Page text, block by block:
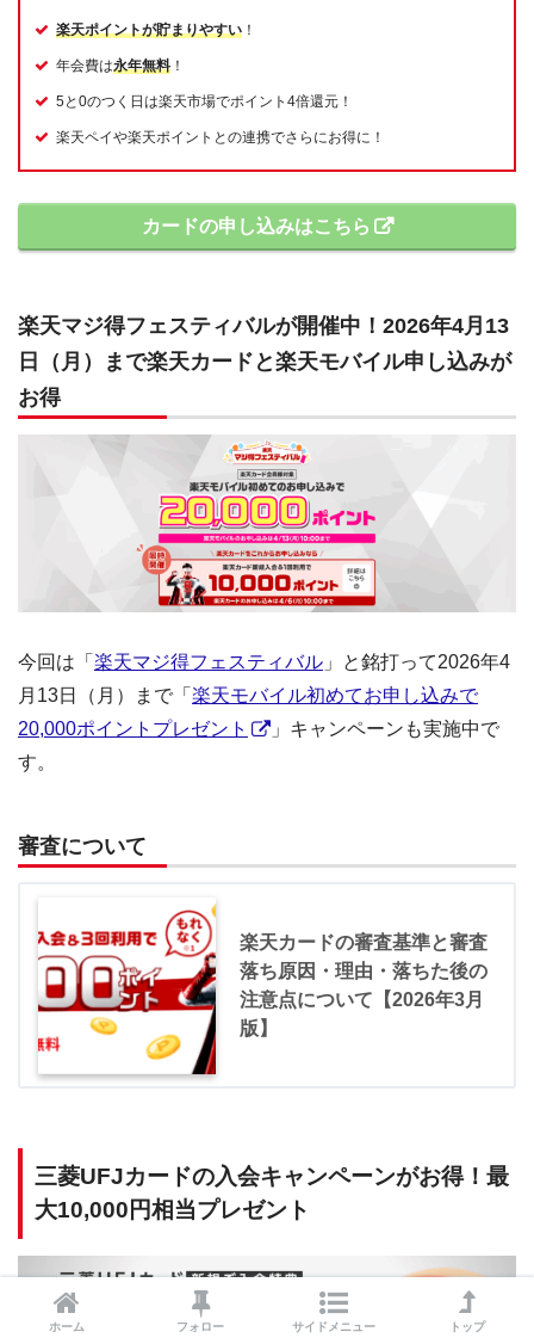
楽天ポイントが貯まりやすい ！
年会費は永年無料 ！
5と0のつく日は楽天市場でポイント4倍還元！
楽天ペイや楽天ポイントとの連携でさらにお得に！
カードの申し込みはこちら
楽天マジ得フェスティバルが開催中！2026年4月13
日（月）まで楽天カードと楽天モバイル申し込みが
お得
今回は「 楽天マジ得フェスティバル 」と銘打って2026年4
月13日（月）まで「 楽天モバイル初めてお申し込みで
20,000ポイントプレゼント
」キャンペーンも実施中で
す。
審査について
楽天カードの審査基準と審査
落ち原因・理由・落ちた後の
注意点について【2026年3月
版】
三菱UFJカードの入会キャンペーンがお得！最
大10,000円相当プレゼント
ホーム フォロー サイドメニュー トップ